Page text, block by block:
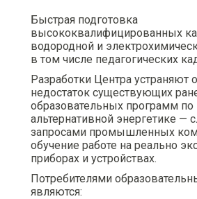
Быстрая подготовка
высококвалифицированных
водородной и
в том числе педагогических
Разработки Центра устраняют
недостаток существующих
образовательных программ
альтернативной энергетике —
запросами промышленных
обучение работе на реально
приборах и устройствах.
Потребителями
являются: